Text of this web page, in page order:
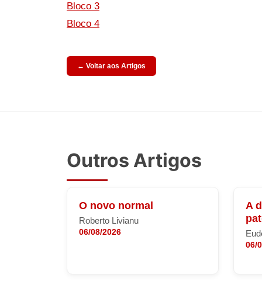
Bloco 3
Bloco 4
← Voltar aos Artigos
Outros Artigos
O novo normal
Roberto Livianu
06/08/2026
A
06/